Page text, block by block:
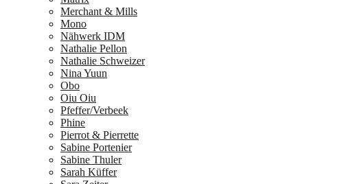
Merchant & Mills
Mono
Nähwerk IDM
Nathalie Pellon
Nathalie Schweizer
Nina Yuun
Obo
Oiu Oiu
Pfeffer/Verbeek
Phine
Pierrot & Pierrette
Sabine Portenier
Sabine Thuler
Sarah Küffer